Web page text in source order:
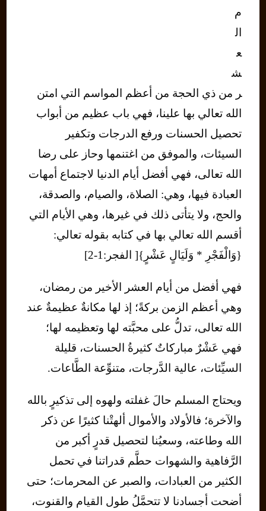
م
ال
ع
ش
ر من ذي الحجة من أعظم المواسم التي امتن
الله تعالي بها علينا، فهي باب عظيم من أبواب
تحصيل الحسنات ورفع الدرجات وتكفير
السيئات، والموفق من اغتنمها وحاز على رضا
الله تعالى، فهي أفضل أيام الدنيا لاجتماع أمهات
العبادة فيها، وهي: الصلاة، والصيام، والصدقة،
والحج، ولا يتأتى ذلك في غيرها، وهي الأيام التي
أقسم الله تعالي بها في كتابه بقوله تعالي:
{وَالْفَجْرِ * وَلَيَالٍ عَشْرٍ}[ الفجر:1-2]
فهي أفضل من أيام العشر الأخير من رمضان،
وهي أعظم الزمن بركةً؛ إذ لها مكانةٌ عظيمةٌ عند
الله تعالى، تدلُّ على محبَّته لها وتعظيمه لها؛
فهي عَشْرٌ مباركاتٌ كثيرةُ الحسنات، قليلة
السيِّئات، عالية الدَّرجات، متنوِّعة الطَّاعات.
ويحتاج المسلم حالَ غفلته ولهوه إلى تذكيرٍ بالله
والآخرة؛ فالأولاد والأموال ألهتْنا كثيرًا عن ذكر
الله وطاعته، وسعيُنا لتحصيل قدرٍ أكبر من
الرَّفاهية والشهوات حطَّم قدراتنا في تحمل
الكثير من العبادات، والصبر عن المحرمات؛ حتى
أضحت أجسادنا لا تتحمَّلُ طول القيام والقنوت،